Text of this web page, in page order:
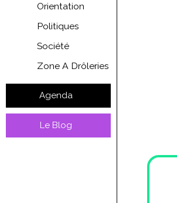
Orientation
Politiques
Société
Zone A Drôleries
Agenda
Le Blog